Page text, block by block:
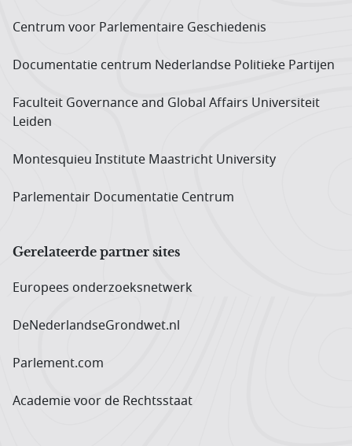
Centrum voor Parlementaire Geschiedenis
Documentatie centrum Neder­landse Politieke Partijen
Faculteit Governance and Global Affairs Universiteit
Leiden
Montesquieu Institute Maastricht University
Parlementair Documentatie Centrum
Gerelateerde partner sites
Europees onderzoeks­netwerk
DeNederlandseGrondwet.nl
Parlement.com
Academie voor de Rechtsstaat